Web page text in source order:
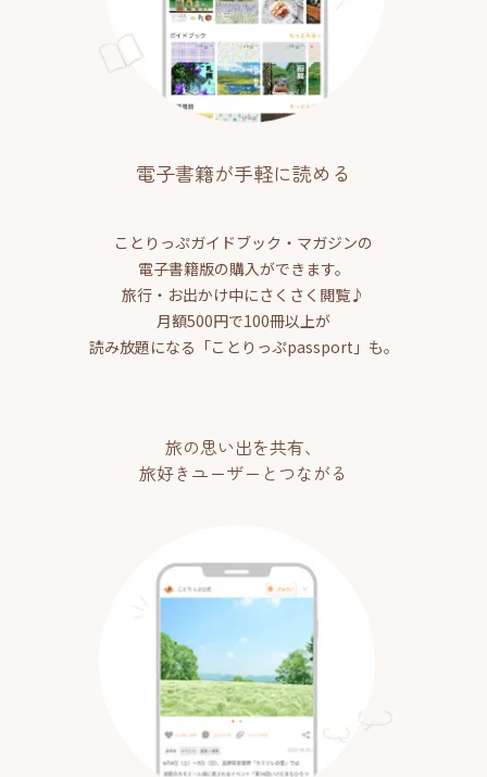
電子書籍が手軽に読める
ことりっぷガイドブック・マガジンの
電子書籍版の購入ができます。
旅行・お出かけ中にさくさく閲覧♪
月額500円で100冊以上が
読み放題になる「ことりっぷpassport」も。
旅の思い出を共有、
旅好きユーザーとつながる